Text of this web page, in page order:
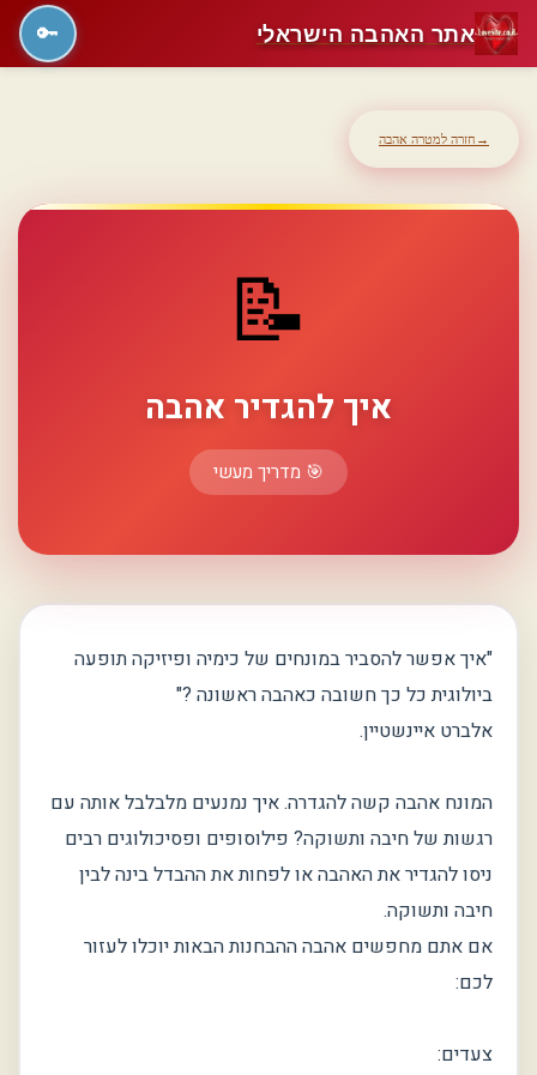
→ חזרה למטרה אהבה
📝
איך להגדיר אהבה
🎯 מדריך מעשי
"איך אפשר להסביר במונחים של כימיה ופיזיקה תופעה
ביולוגית כל כך חשובה כאהבה ראשונה ?"
אלברט איינשטיין.
המונח אהבה קשה להגדרה. איך נמנעים מלבלבל אותה עם
רגשות של חיבה ותשוקה? פילוסופים ופסיכולוגים רבים
ניסו להגדיר את האהבה או לפחות את ההבדל בינה לבין
חיבה ותשוקה.
אם אתם מחפשים אהבה ההבחנות הבאות יוכלו לעזור
לכם:
צעדים:
אתר האהבה הישראלי 🔑